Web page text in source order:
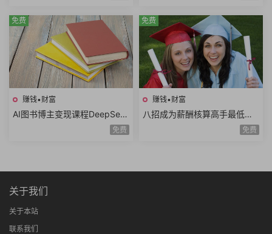
赚钱•财富
AI图书博主变现课程DeepSee
k生成原创图片爆款内容文案图
免费
免费
赚钱•财富
八招成为薪酬核算高手最低工
资个人所得税经济补偿金绩效
薪资考勤薪资薪酬管理8课时
免费
免费
关于我们
关于本站
联系我们